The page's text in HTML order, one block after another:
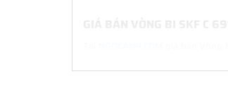
GIÁ BÁN VÒNG BI SKF C
giá bán